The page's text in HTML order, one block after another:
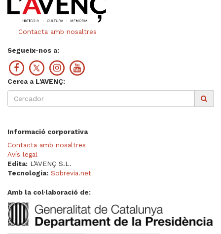
Contacta amb nosaltres
Segueix-nos a:
Cerca a L'AVENÇ:
Informació corporativa
Contacta amb nosaltres
Avís legal
Edita: L’AVENÇ S.L.
Tecnologia: Sobrevia.net
Amb la col·laboració de: